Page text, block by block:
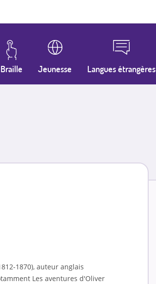
Braille Jeunesse Langues étrangères
1870), auteur anglais
Les aventures d'Oliver